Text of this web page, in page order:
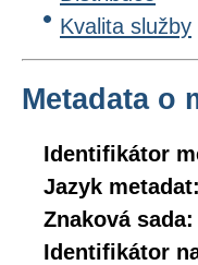
Kvalita služby
Metadata o
Identifikátor
Jazyk metadat:
Znaková sada:
Identifikátor